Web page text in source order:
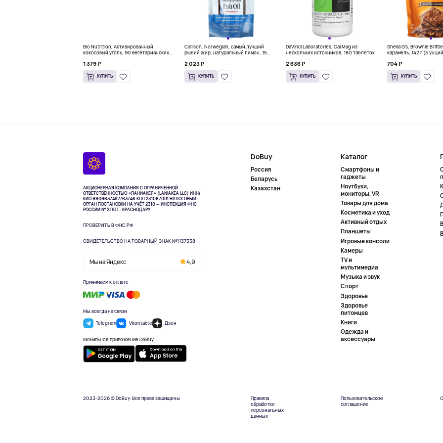
Bio Nutrition, Активированный
кокосовый уголь, 90 вегетарианских
1 379 ₽
КУПИТЬ
Carlson, Norwegian, самый лучший
рыбий жир, натуральный лимон, 15
2 023 ₽
КУПИТЬ
DaVinci Laboratories, Cal Mag из
нескольких источников, 180 таблеток
2 636 ₽
КУПИТЬ
Sheila G's, Brownie
карамель, 142 г (5
704 ₽
КУПИТЬ
АКЦИОНЕРНАЯ КОМПАНИЯ С ОГРАНИЧЕННОЙ
ОТВЕТСТВЕННОСТЬЮ «ЛАНИАКЕЯ» (LANIAKEA LLC) ИНН/
КИО 9909637467/63746 КПП 231087001 НАЛОГОВЫЙ
ОРГАН ПОСТАНОВКИ НА УЧЁТ 2310 — ИНСПЕКЦИЯ ФНС
РОССИИ № 2 ПО Г. КРАСНОДАРУ
ПРОВЕРИТЬ В ФНС РФ
СВИДЕТЕЛЬСТВО НА ТОВАРНЫЙ ЗНАК №1137338
Мы на Яндекс 4,9
Принимаем к оплате
Мы всегда на связи
Telegram
Vkontakte Дзен
Мобильное приложение DoBuy
DoBuy
Россия
Беларусь
Казахстан
Каталог
Смартфоны и
гаджеты
Ноутбуки,
мониторы, VR
Товары для дома
Косметика и уход
Активный отдых
Планшеты
Игровые консоли
Камеры
TV и
мультимедиа
Музыка и звук
Спорт
Здоровье
Здоровье
питомцев
Книги
Одежда и
аксессуары
2023-2026 © DoBuy. Все права защищены
Правила
обработки
персональных
данных
Пользовательское
соглашение